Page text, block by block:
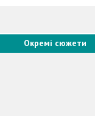
Окремі сюжети